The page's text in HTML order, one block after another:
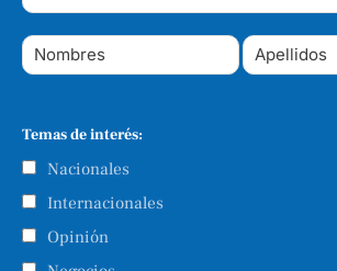
Temas de interés:
Nacionales
Internacionales
Opinión